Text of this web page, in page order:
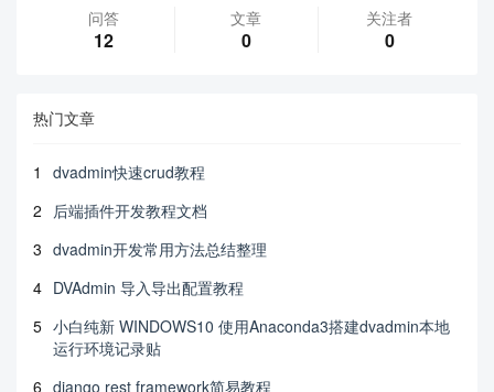
问答
12
文章
0
关注者
0
热门文章
1
dvadmin快速crud教程
2 后端插件开发教程文档
3 dvadmin开发常用方法总结整理
4 DVAdmin 导入导出配置教程
5 小白纯新 WINDOWS10 使用Anaconda3搭建dvadmin本地
运行环境记录贴
6 django rest framework简易教程